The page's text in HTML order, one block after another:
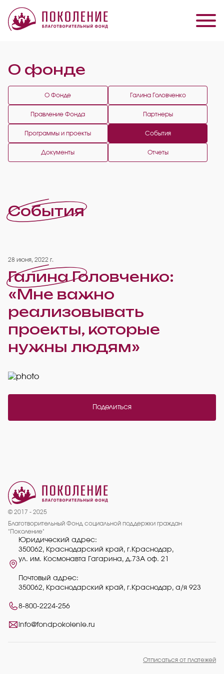
О фонде
О Фонде Галина Головченко
Правление Фонда Партнеры
Программы и проекты События
Документы Отчеты
События
28 июня, 2022 г.
Галина Головченко:
«Мне важно
реализовывать
проекты, которые
нужны людям»
Поделиться
© 2017 - 2025
Благотворительный Фонд социальной поддержки граждан
"Поколение"
Юридический адрес:
350062, Краснодарский край, г.Краснодар,
ул. им. Космонавта Гагарина, д.73А оф. 21
Почтовый адрес:
350062, Краснодарский край, г.Краснодар, а/я 923
8-800-2224-256
info@fondpokolenie.ru
Отписаться от платежей